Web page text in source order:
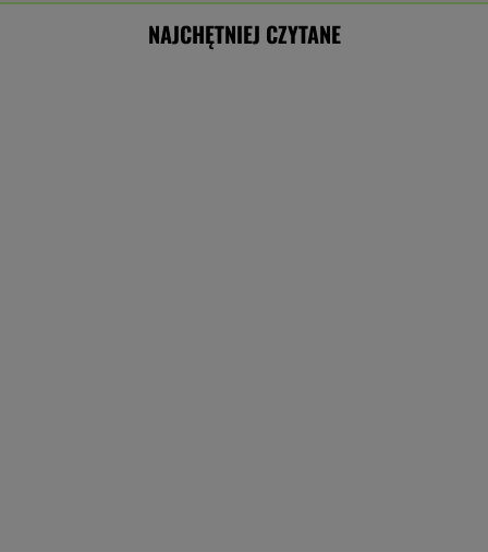
NAJCHĘTNIEJ CZYTANE